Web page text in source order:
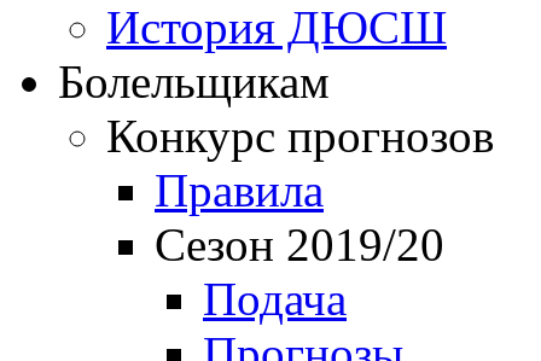
История ДЮСШ
Болельщикам
Конкурс прогнозов
Правила
Сезон 2019/20
Подача